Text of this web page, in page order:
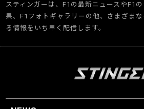
スティンガーは、F1の最新ニュースやF1
果、F1フォトギャラリーの他、さまざま
る情報をいち早く配信します。